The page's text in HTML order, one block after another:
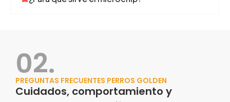
02.
PREGUNTAS FRECUENTES PERROS GOLDEN
Cuidados, comportamiento y